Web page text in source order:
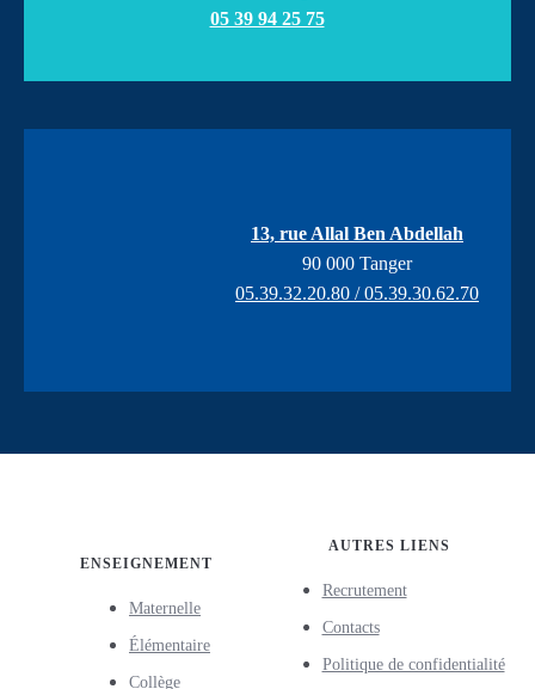
05 39 94 25 75
13, rue Allal Ben Abdellah
90 000 Tanger
05.39.32.20.80 / 05.39.30.62.70
ENSEIGNEMENT
Maternelle
Élémentaire
Collège
AUTRES LIENS
Recrutement
Contacts
Politique de confidentialité